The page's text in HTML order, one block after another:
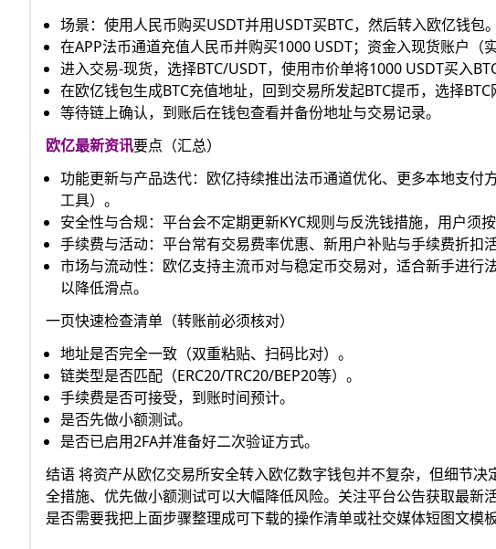
场景：使用人民币购买USDT并用USDT买BTC，然后转入欧亿钱包。
在APP法币通道充值人民币并购买1000 USDT；资金入现货账户（
进入交易-现货，选择BTC/USDT，使用市价单将1000 USDT买入BTC
在欧亿钱包生成BTC充值地址，回到交易所发起BTC提币，选择
等待链上确认，到账后在钱包查看并备份地址与交易记录。
欧亿最新资讯要点（汇总）
功能更新与产品迭代：欧亿持续推出法币通道优化、更多本地支
工具）。
安全性与合规：平台会不定期更新KYC规则与反洗钱措施，用户须
手续费与活动：平台常有交易费率优惠、新用户补贴与手续费折扣
市场与流动性：欧亿支持主流币对与稳定币交易对，适合新手进
以降低滑点。
一页快速检查清单（转账前必须核对）
地址是否完全一致（双重粘贴、扫码比对）。
链类型是否匹配（ERC20/TRC20/BEP20等）。
手续费是否可接受，到账时间预计。
是否先做小额测试。
是否已启用2FA并准备好二次验证方式。
结语 将资产从欧亿交易所安全转入欧亿数字钱包并不复杂，但细节
全措施、优先做小额测试可以大幅降低风险。关注平台公告获取最
是否需要我把上面步骤整理成可下载的操作清单或社交媒体短图文模